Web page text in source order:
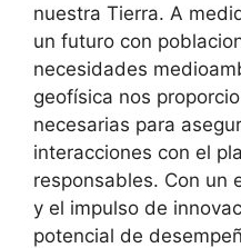
nuestra Tierra. A
un futuro con
necesidades
geofísica nos
necesarias para
interacciones con el
responsables. Con un
y el impulso de
potencial de